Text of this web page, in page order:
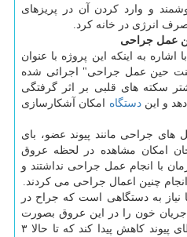
و وارد کردن آن در پریزهای
انرژی در خانه کرد.
عمل جراحی
به اینکه این پروژه با عنوان
حین عمل جراحی" اجرائی شده
سکته های قلبی بر اثر گرفتگی
و ایندستگاه امکان آشکارسازی
جراحی مانند پیوند عضو، بای
امکان مشاهده در لحظه عروق
با انجام عمل جراحی نداشتند و
چنین اعمال جراحی می کردند.
نیاز به دستگاهی است که جراح در
خون را در این عروق بصورت
کیفی و کمی بررسی کند تا خطای پیوند کاهش پیدا کند که تا حالا ۳